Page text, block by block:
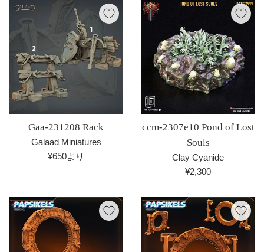
Gaa-231208 Rack
Galaad Miniatures
¥650より
ccm-2307e10 Pond of Lost
Souls
Clay Cyanide
通
価
¥2,300